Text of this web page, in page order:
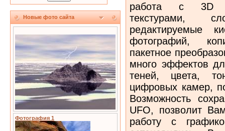
Новые фото сайта
Фотография 1
работа с 3D
текстурами,
редактируемые
фотографий,
пакетное
много эффектов
теней, цвета,
цифровых камер,
Возможность
UFO, позволит
работу с